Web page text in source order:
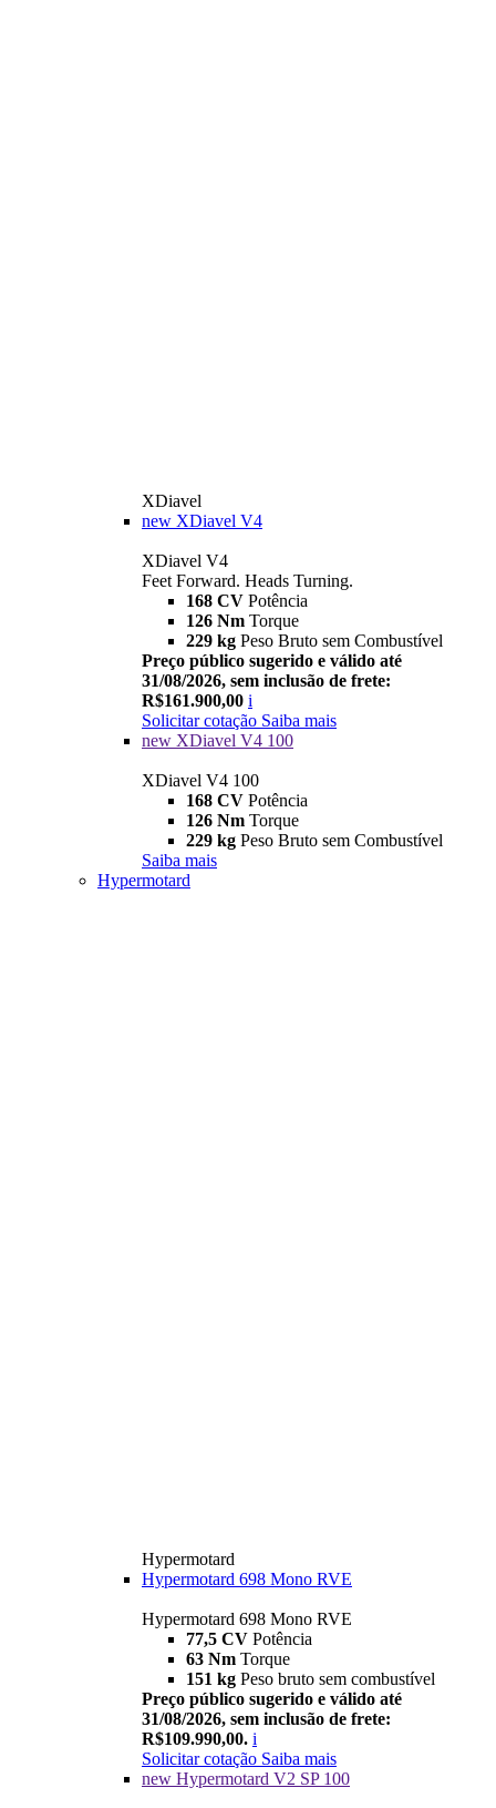
XDiavel
new XDiavel V4
XDiavel V4
Feet Forward. Heads Turning.
168 CV Potência
126 Nm Torque
229 kg Peso Bruto sem Combustível
Preço público sugerido e válido até
31/08/2026, sem inclusão de frete:
R$161.900,00 i
Solicitar cotação Saiba mais
new XDiavel V4 100
XDiavel V4 100
168 CV Potência
126 Nm Torque
229 kg Peso Bruto sem Combustível
Saiba mais
Hypermotard
Hypermotard
Hypermotard 698 Mono RVE
Hypermotard 698 Mono RVE
77,5 CV Potência
63 Nm Torque
151 kg Peso bruto sem combustível
Preço público sugerido e válido até
31/08/2026, sem inclusão de frete:
R$109.990,00. i
Solicitar cotação Saiba mais
new Hypermotard V2 SP 100